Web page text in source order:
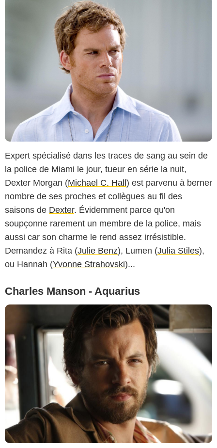
Expert spécialisé dans les traces de sang au sein de
la police de Miami le jour, tueur en série la nuit,
Dexter Morgan (Michael C. Hall ) est parvenu à berner
nombre de ses proches et collègues au fil des
saisons de Dexter. Évidemment parce qu'on
soupçonne rarement un membre de la police, mais
aussi car son charme le rend assez irrésistible.
Demandez à Rita (Julie Benz), Lumen (Julia Stiles),
ou Hannah (Yvonne Strahovski)...
Charles Manson - Aquarius